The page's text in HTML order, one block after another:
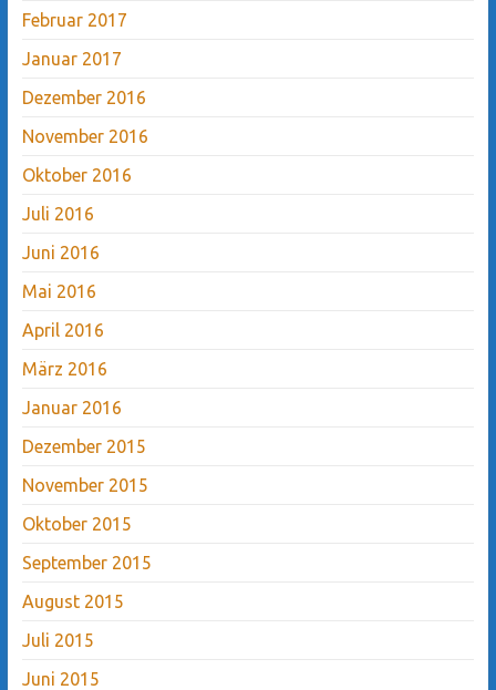
Februar 2017
Januar 2017
Dezember 2016
November 2016
Oktober 2016
Juli 2016
Juni 2016
Mai 2016
April 2016
März 2016
Januar 2016
Dezember 2015
November 2015
Oktober 2015
September 2015
August 2015
Juli 2015
Juni 2015